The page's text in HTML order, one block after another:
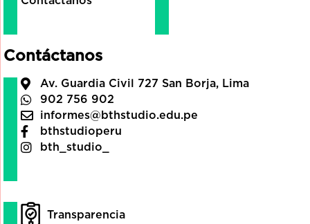
Contáctanos
Av. Guardia Civil 727 San Borja, Lima
902 756 902
informes@bthstudio.edu.pe
bthstudioperu
bth_studio_
Transparencia